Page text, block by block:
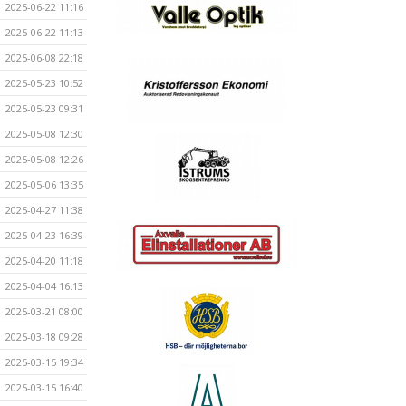
2025-06-22 11:16
2025-06-22 11:13
2025-06-08 22:18
2025-05-23 10:52
2025-05-23 09:31
2025-05-08 12:30
2025-05-08 12:26
2025-05-06 13:35
2025-04-27 11:38
2025-04-23 16:39
2025-04-20 11:18
2025-04-04 16:13
2025-03-21 08:00
2025-03-18 09:28
2025-03-15 19:34
2025-03-15 16:40